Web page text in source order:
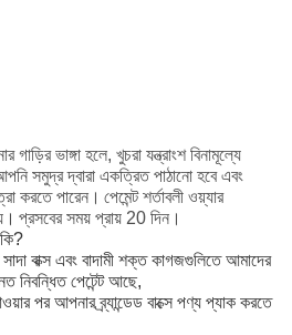
গাড়ির ভাঙ্গা হলে, খুচরা যন্ত্রাংশ বিনামূল্যে
সমুদ্র দ্বারা একত্রিত পাঠানো হবে এবং
করতে পারেন। পেমেন্ট শর্তাবলী ওয়্যার
প্রসবের সময় প্রায় 20 দিন।
বাক্স এবং বাদামী শক্ত কাগজগুলিতে আমাদের
নিবন্ধিত পেটেন্ট আছে,
পর আপনার ব্র্যান্ডেড বাক্সে পণ্য প্যাক করতে